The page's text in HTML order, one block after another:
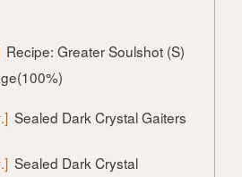
Recipe: Greater Soulshot (S)
Sealed Dark Crystal Gaiters
Sealed Dark Crystal